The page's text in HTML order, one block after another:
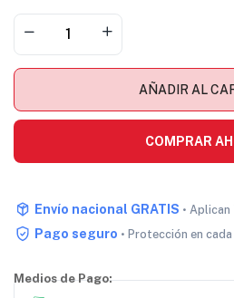
AÑADIR AL
COMPRAR
Envío nacional GRATIS • Aplican
Pago seguro • Protección en
Medios de Pago: